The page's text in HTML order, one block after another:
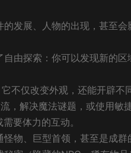
发展、人物的出现，甚至会
由探索：你可以发现新的
不仅改变外观，还能开辟不
，解决魔法谜题，或使用敏捷
要体力的互动。
物、巨型首领，甚至是成